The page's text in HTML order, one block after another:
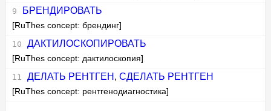
БРЕНДИРОВАТЬ
[RuThes concept: брендинг]
ДАКТИЛОСКОПИРОВАТЬ
[RuThes concept: дактилоскопия]
ДЕЛАТЬ РЕНТГЕН , СДЕЛАТЬ РЕНТГЕН
[RuThes concept: рентгенодиагностика]